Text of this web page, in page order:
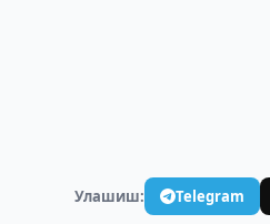
Улашиш: Telegram